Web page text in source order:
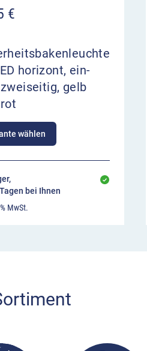
€
horizont, ein-
gelb
wählen
bei Ihnen
MwSt.